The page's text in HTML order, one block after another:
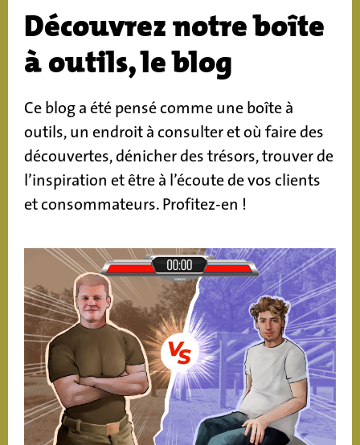
Découvrez notre boîte
à outils, le blog
Ce blog a été pensé comme une boîte à
outils, un endroit à consulter et où faire des
découvertes, dénicher des trésors, trouver de
l’inspiration et être à l’écoute de vos clients
et consommateurs. Profitez-en !